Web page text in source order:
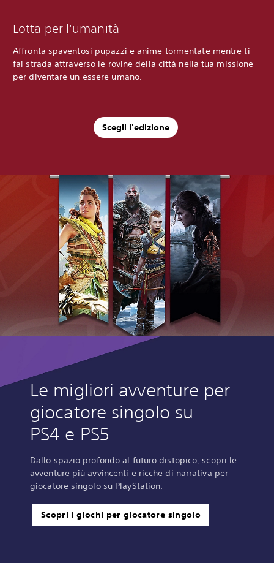
Lotta per l'umanità
Affronta spaventosi pupazzi e anime tormentate mentre ti
fai strada attraverso le rovine della città nella tua missione
per diventare un essere umano.
Scegli l'edizione
Le migliori avventure per
giocatore singolo su
PS4 e PS5
Dallo spazio profondo al futuro distopico, scopri le
avventure più avvincenti e ricche di narrativa per
giocatore singolo su PlayStation.
Scopri i giochi per giocatore singolo